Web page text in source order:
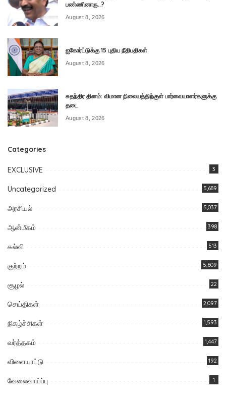
பண்ணினாரு..?
August 8, 2026
ஐகோர்ட்டுக்கு 15 புதிய நீதிபதிகள்
August 8, 2026
சுதந்திர தினம்: விமான நிலையத்திற்குள் பார்வையாளர்களுக்கு
தடை
August 8, 2026
Categories
EXCLUSIVE 3
Uncategorized 5,689
அரசியல் 5,037
ஆன்மீகம் 398
கல்வி 513
குற்றம் 5,609
சூழல் 22
செய்திகள் 2,097
நிகழ்ச்சிகள் 1,593
வர்த்தகம் 1,447
விளையாட்டு 192
வேலைவாய்ப்பு 1